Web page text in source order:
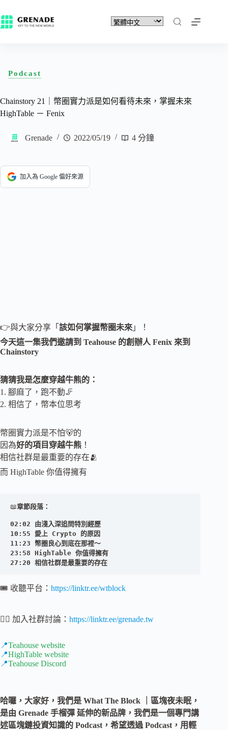
Podcast
Chainstory 21｜幣圈實力派是如何看待未來，掌握未來
HighTable － Fenix
Grenade 2022/05/19 4 分鐘
加入為 Google 偏好來源
👉與大家分享「 該如何掌握幣圈未來 」！
今天這一集我們邀請到 Teahouse 的創辦人 Fenix 來到
Chainstory
猜猜我是怎麼穿越牛熊的：
1. 腳麻了，跑不動🦵
2. 相信了，幣本位思考
幣圈實力派是不怕🐻的
因為好的項目穿越牛熊 ！
相信社群是最重要的存在🫂
而 HighTable 你值得擁有
📖
02:02 由淺入深追問特別經歷
10:55 愛上 Crypto 的原因
11:23 幣圈良心到底在那裡～
23:58 HighTable 你值得擁有
27:20 相信社群是最重要的存在
🎟 收聽平台： https://linktr.ee/wtblock
💁‍♂️ 加入社群討論： https://linktr.ee/grenade.tw
📍Teahouse website
📍HighTable website
📍Teahouse Discord
哈囉，大家好，我們是 What The Block ｜區塊夜未眠，
是由 Grenade 手榴彈 延伸的新品牌，我們是一個專門講
述區塊鏈投資知識的 Podcast，希望透過 Podcast，用輕